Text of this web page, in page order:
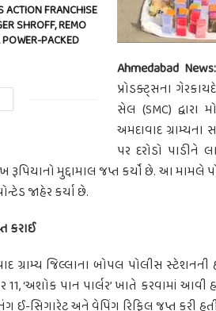
ACTION FRANCHISE
SHROFF, REMO
PACKED
Ahmedabad News:
પ્રોડક્ટ્સના
સેલ (SMC) દ્વારા
અમદાવાદ
પર દરોડો પાડીને
મુદ્દામાલ જપ્ત કર્યો છે. આ
જાહેર કર્યા છે.
કરાઈ
જિલ્લાના બોપલ પોલીસ સ્ટેશનની
11, ‘અશોક પાન પાર્લર’ ખાતે કરવામાં
ઈ-સિગારેટ અને વેપિંગ રિફિલ જપ્ત કરી